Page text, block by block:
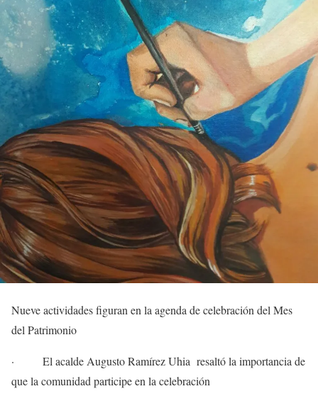
Nueve actividades figuran en la agenda de celebración del Mes
del Patrimonio
· El acalde Augusto Ramírez Uhia resaltó la importancia de
que la comunidad participe en la celebración